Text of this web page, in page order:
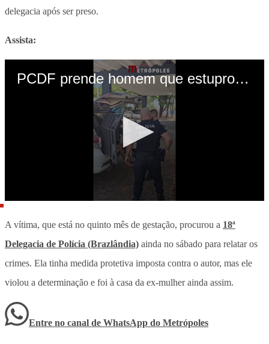
delegacia após ser preso.
Assista:
A vítima, que está no quinto mês de gestação, procurou a 18ª
Delegacia de Polícia (Brazlândia) ainda no sábado para relatar os
crimes. Ela tinha medida protetiva imposta contra o autor, mas ele
violou a determinação e foi à casa da ex-mulher ainda assim.
Entre no canal de WhatsApp do Metrópoles